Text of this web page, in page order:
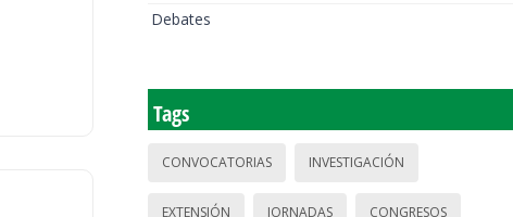
Debates
Tags
CONVOCATORIAS INVESTIGACIÓN
EXTENSIÓN JORNADAS CONGRESOS